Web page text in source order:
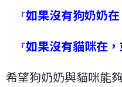
「 如果沒有狗奶奶
「 如果沒有貓咪在
希望狗奶奶與貓咪能